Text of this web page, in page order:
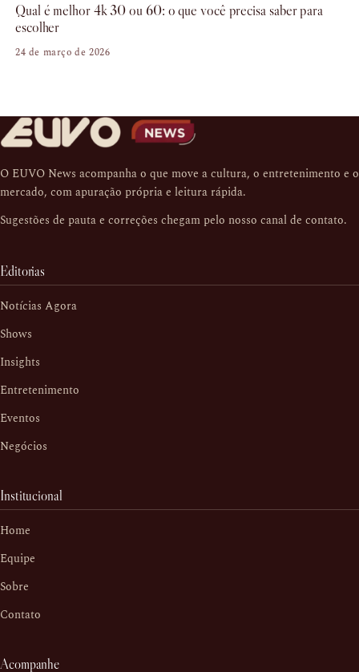
Qual é melhor 4k 30 ou 60: o que você precisa saber para
escolher
24 de março de 2026
O EUVO News acompanha o que move a cultura, o entretenimento e o
mercado, com apuração própria e leitura rápida.
Sugestões de pauta e correções chegam pelo nosso canal de contato.
Editorias
Notícias Agora
Shows
Insights
Entretenimento
Eventos
Negócios
Institucional
Home
Equipe
Sobre
Contato
Acompanhe